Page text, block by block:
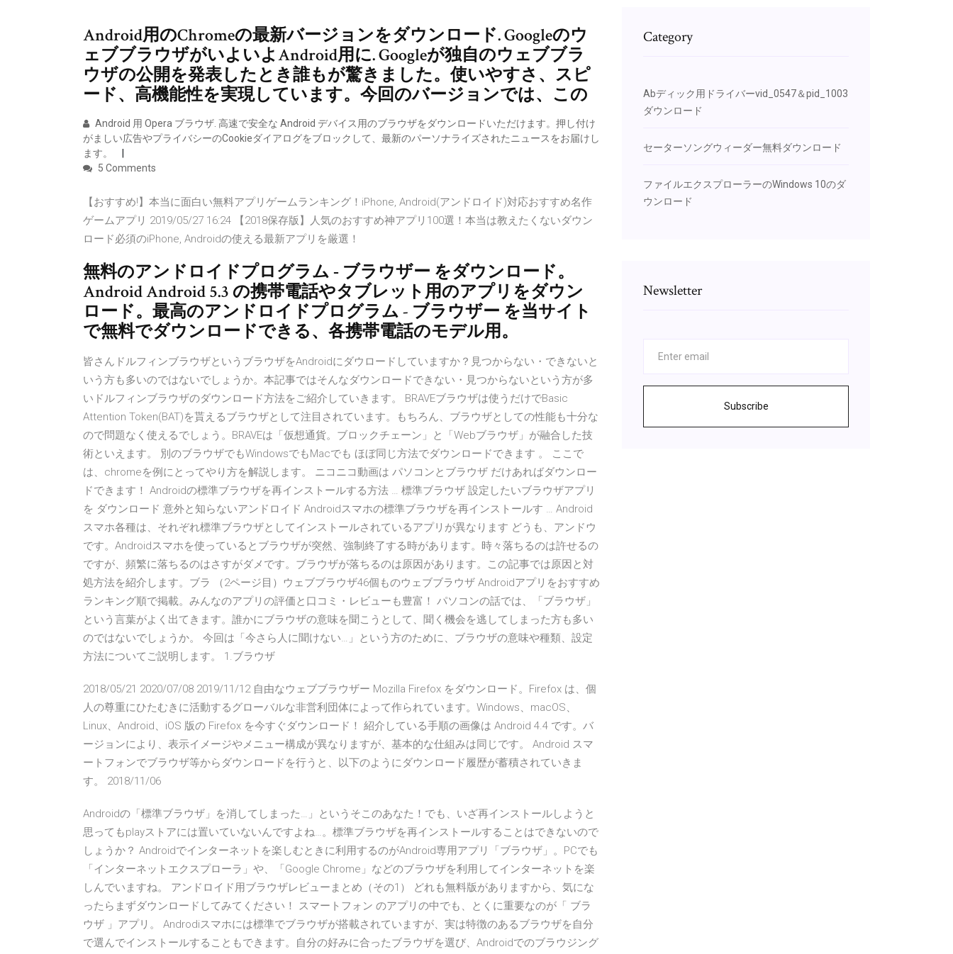
Android用のChromeの最新バージョンをダウンロード. Googleのウ
ェブブラウザがいよいよAndroid用に. Googleが独自のウェブブラ
ウザの公開を発表したとき誰もが驚きました。使いやすさ、スピ
ード、高機能性を実現しています。今回のバージョンでは、この
Android 用 Opera ブラウザ. 高速で安全な Android デバイス用のブラウザをダウンロードいただけます。押し付け
がましい広告やプライバシーのCookieダイアログをブロックして、最新のパーソナライズされたニュースをお届けし
ます。
5 Comments
【おすすめ!】本当に面白い無料アプリゲームランキング！iPhone, Android(アンドロイド)対応おすすめ名作
ゲームアプリ 2019/05/27 16:24 【2018保存版】人気のおすすめ神アプリ100選！本当は教えたくないダウン
ロード必須のiPhone, Androidの使える最新アプリを厳選！
無料のアンドロイドプログラム ‐ ブラウザー をダウンロード。
Android Android 5.3 の携帯電話やタブレット用のアプリをダウン
ロード。最高のアンドロイドプログラム - ブラウザー を当サイト
で無料でダウンロードできる、各携帯電話のモデル用。
皆さんドルフィンブラウザというブラウザをAndroidにダウロードしていますか？見つからない・できないと
いう方も多いのではないでしょうか。本記事ではそんなダウンロードできない・見つからないという方が多
いドルフィンブラウザのダウンロード方法をご紹介していきます。 BRAVEブラウザは使うだけでBasic
Attention Token(BAT)を貰えるブラウザとして注目されています。もちろん、ブラウザとしての性能も十分な
ので問題なく使えるでしょう。BRAVEは「仮想通貨。ブロックチェーン」と「Webブラウザ」が融合した技
術といえます。 別のブラウザでもWindowsでもMacでも ほぼ同じ方法でダウンロードできます 。 ここで
は、chromeを例にとってやり方を解説します。 ニコニコ動画は パソコンとブラウザ だけあればダウンロー
ドできます！ Androidの標準ブラウザを再インストールする方法 … 標準ブラウザ 設定したいブラウザアプリ
を ダウンロード 意外と知らないアンドロイド Androidスマホの標準ブラウザを再インストールす … Android
スマホ各種は、それぞれ標準ブラウザとしてインストールされているアプリが異なります どうも、アンドウ
です。Androidスマホを使っているとブラウザが突然、強制終了する時があります。時々落ちるのは許せるの
ですが、頻繁に落ちるのはさすがダメです。ブラウザが落ちるのは原因があります。この記事では原因と対
処方法を紹介します。ブラ （2ページ目）ウェブブラウザ46個ものウェブブラウザ Androidアプリをおすすめ
ランキング順で掲載。みんなのアプリの評価と口コミ・レビューも豊富！ パソコンの話では、「ブラウザ」
という言葉がよく出てきます。誰かにブラウザの意味を聞こうとして、聞く機会を逃してしまった方も多い
のではないでしょうか。 今回は「今さら人に聞けない…」という方のために、ブラウザの意味や種類、設定
方法についてご説明します。 1.ブラウザ
2018/05/21 2020/07/08 2019/11/12 自由なウェブブラウザー Mozilla Firefox をダウンロード。Firefox は、個
人の尊重にひたむきに活動するグローバルな非営利団体によって作られています。Windows、macOS、
Linux、Android、iOS 版の Firefox を今すぐダウンロード！ 紹介している手順の画像は Android 4.4 です。バ
ージョンにより、表示イメージやメニュー構成が異なりますが、基本的な仕組みは同じです。 Android スマ
ートフォンでブラウザ等からダウンロードを行うと、以下のようにダウンロード履歴が蓄積されていきま
す。 2018/11/06
Androidの「標準ブラウザ」を消してしまった…」というそこのあなた！でも、いざ再インストールしようと
思ってもplayストアには置いていないんですよね…。標準ブラウザを再インストールすることはできないので
しょうか？ Androidでインターネットを楽しむときに利用するのがAndroid専用アプリ「ブラウザ」。PCでも
「インターネットエクスプローラ」や、「Google Chrome」などのブラウザを利用してインターネットを楽
しんでいますね。 アンドロイド用ブラウザレビューまとめ（その1） どれも無料版がありますから、気にな
ったらまずダウンロードしてみてください！ スマートフォン のアプリの中でも、とくに重要なのが「 ブラ
ウザ 」アプリ。 Androdiスマホには標準でブラウザが搭載されていますが、実は特徴のあるブラウザを自分
で選んでインストールすることもできます。自分の好みに合ったブラウザを選び、Androidでのブラウジング
Category
Abディック用ドライバーvid_0547＆pid_1003
ダウンロード
セーターソングウィーダー無料ダウンロード
ファイルエクスプローラーのWindows 10のダ
ウンロード
Newsletter
Subscribe